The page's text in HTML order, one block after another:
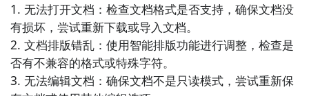
地进行办公操作。
5. 《Evernote》- Evernote是一款笔记管理工具，支持
文字、图片、录音等多种形式的记录，可以将笔记进行
分类和标签管理，方便用户整理和查找，提升学习和工
1. 无法打开文档：检查文档格式是否支持，确保文档没
有损坏，尝试重新下载或导入文档。
2. 文档排版错乱：使用智能排版功能进行调整，检查是
否有不兼容的格式或特殊字符。
3. 无法编辑文档：确保文档不是只读模式，尝试重新保